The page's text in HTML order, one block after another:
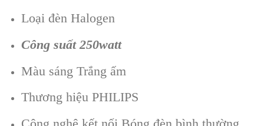
Loại đèn Halogen
Công suất 250watt
Màu sáng Trắng ấm
Thương hiệu PHILIPS